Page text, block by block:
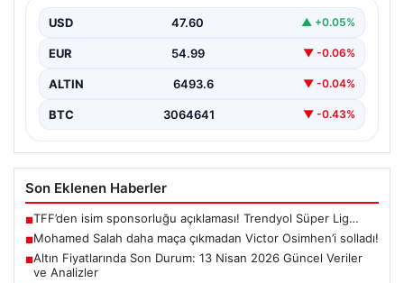
USD 47.60 ▲ +0.05%
EUR 54.99 ▼ -0.06%
ALTIN 6493.6 ▼ -0.04%
BTC 3064641 ▼ -0.43%
Son Eklenen Haberler
■TFF’den isim sponsorluğu açıklaması! Trendyol Süper Lig…
■Mohamed Salah daha maça çıkmadan Victor Osimhen’i solladı!
■Altın Fiyatlarında Son Durum: 13 Nisan 2026 Güncel Veriler
ve Analizler